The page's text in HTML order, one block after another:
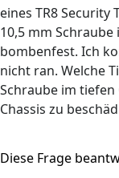
eines TR8
10,5 mm
bombenfest. Ich
nicht ran. Welche
Schraube im tiefen
Chassis zu
Diese Frage